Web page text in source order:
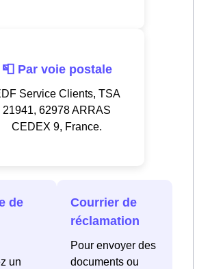
📮 Par voie postale
Service Clients, TSA
21941, 62978 ARRAS
CEDEX 9, France.
de
un
Courrier de
réclamation
Pour envoyer des
documents ou